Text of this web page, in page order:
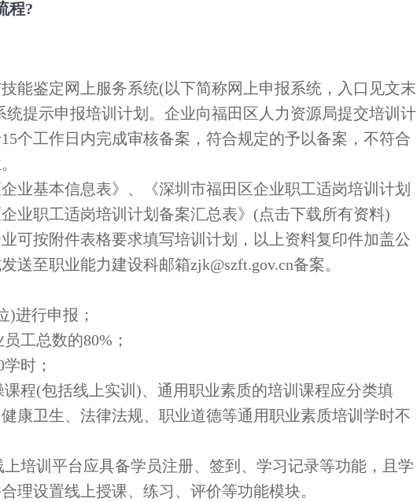
程?
能鉴定网上服务系统(以下简称网上申报系统，入口见文末
提示申报培训计划。企业向福田区人力资源局提交培训计
个工作日内完成审核备案，符合规定的予以备案，不符合
业基本信息表》、《深圳市福田区企业职工适岗培训计划
业职工适岗培训计划备案汇总表》(点击下载所有资料)
可按附件表格要求填写培训计划，以上资料复印件加盖公
送至职业能力建设科邮箱zjk@szft.gov.cn备案。
行申报；
工总数的80%；
时；
(包括线上实训)、通用职业素质的培训课程应分类填
康卫生、法律法规、职业道德等通用职业素质培训学时不
培训平台应具备学员注册、签到、学习记录等功能，且学
理设置线上授课、练习、评价等功能模块。